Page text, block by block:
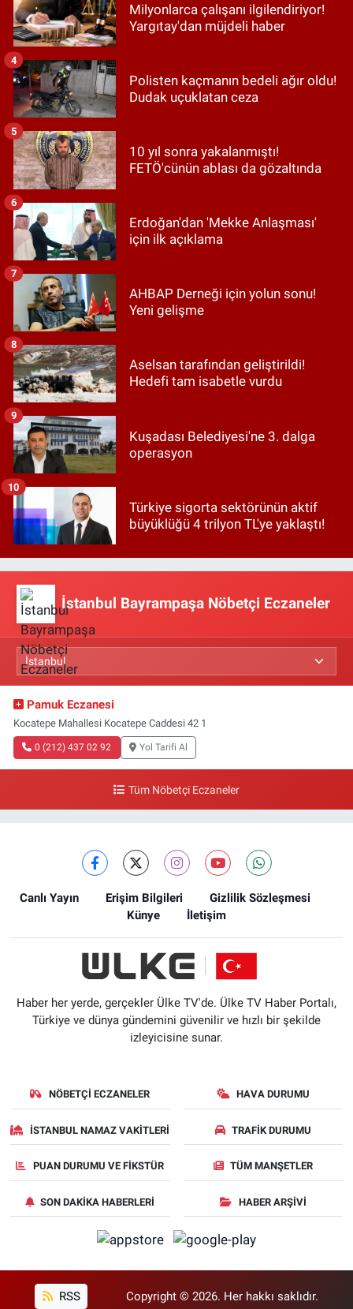
Milyonlarca çalışanı ilgilendiriyor!
Yargıtay'dan müjdeli haber
Polisten kaçmanın bedeli ağır oldu!
Dudak uçuklatan ceza
4
10 yıl sonra yakalanmıştı!
FETÖ'cünün ablası da gözaltında
5
Erdoğan'dan 'Mekke Anlaşması'
için ilk açıklama
6
AHBAP Derneği için yolun sonu!
Yeni gelişme
7
Aselsan tarafından geliştirildi!
Hedefi tam isabetle vurdu
8
Kuşadası Belediyesi'ne 3. dalga
operasyon
9
Türkiye sigorta sektörünün aktif
büyüklüğü 4 trilyon TL'ye yaklaştı!
10
İstanbul Bayrampaşa Nöbetçi Eczaneler
Pamuk Eczanesi
Kocatepe Mahallesi Kocatepe Caddesi 42 1
0 (212) 437 02 92 Yol Tarifi Al
Tüm Nöbetçi Eczaneler
Canlı Yayın Erişim Bilgileri
Gizlilik Sözleşmesi
Künye
İletişim
Haber her yerde, gerçekler Ülke TV'de. Ülke TV Haber Portalı,
Türkiye ve dünya gündemini güvenilir ve hızlı bir şekilde
izleyicisine sunar.
NÖBETÇI ECZANELER HAVA DURUMU
İSTANBUL NAMAZ VAKITLERI TRAFIK DURUMU
PUAN DURUMU VE FIKSTÜR TÜM MANŞETLER
SON DAKIKA HABERLERI HABER ARŞIVI
RSS Copyright © 2026. Her hakkı saklıdır.